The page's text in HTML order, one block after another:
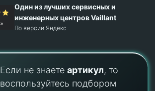
Один из лучших сервисных и
инженерных центров Vaillant
По версии Яндекс
Если не знаете артикул, то
воспользуйтесь подбором